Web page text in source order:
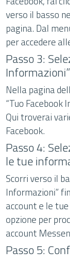
verso il basso
pagina. Dal
per accedere
Passo 3:
Informazioni”
Nella pagina
“Tuo Facebook
Qui troverai
Facebook.
Passo 4:
le tue
Scorri verso il
Informazioni”
account e le
opzione per
account
Passo 5: